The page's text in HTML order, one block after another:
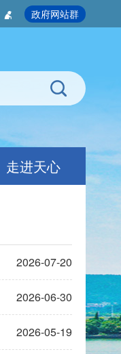
政府网站群
走进天心
2026-07-20
2026-06-30
2026-05-19